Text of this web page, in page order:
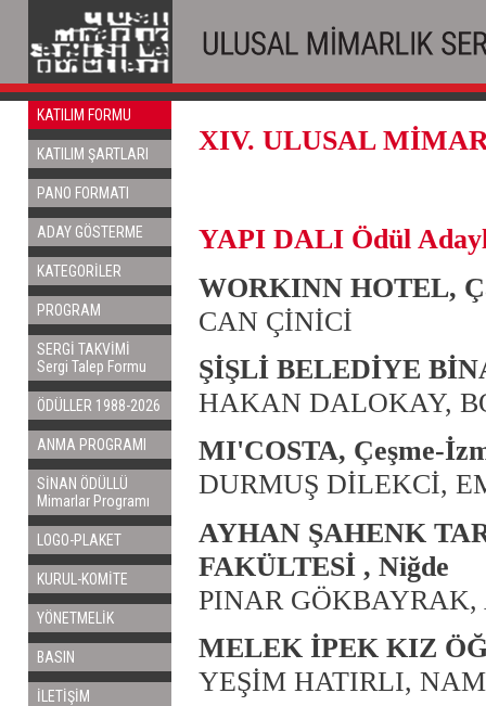
KATILIM FORMU
KATILIM ŞARTLARI
PANO FORMATI
ADAY GÖSTERME
KATEGORİLER
PROGRAM
SERGİ TAKVİMİ
Sergi Talep Formu
ÖDÜLLER 1988-2026
ANMA PROGRAMI
SİNAN ÖDÜLLÜ
Mimarlar Programı
LOGO-PLAKET
KURUL-KOMİTE
YÖNETMELİK
BASIN
İLETİŞİM
XIV. ULUSAL
YAPI DALI Ödül
WORKINN HOTEL,
CAN ÇİNİCİ
ŞİŞLİ BELEDİYE
HAKAN DALOKAY,
MI'COSTA, Çeşme-
DURMUŞ DİLEKCİ,
AYHAN ŞAHENK
FAKÜLTESİ , Niğde
PINAR
MELEK İPEK KIZ
YEŞİM HATIRLI,